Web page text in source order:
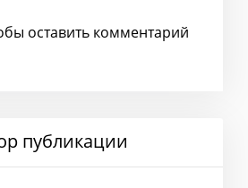
оставить комментарий
публикации